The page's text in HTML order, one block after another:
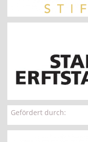
Gefördert durch: